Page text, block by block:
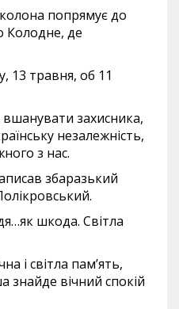
попрямує до
Колодне, де
13 травня, об 11
захисника,
незалежність,
з нас.
збаразький
шкода. Світла
і світла пам’ять,
знайде вічний спокій